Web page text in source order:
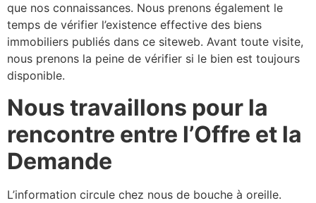
que nos connaissances. Nous prenons également le
temps de vérifier l’existence effective des biens
immobiliers publiés dans ce siteweb. Avant toute visite,
nous prenons la peine de vérifier si le bien est toujours
disponible.
Nous travaillons pour la
rencontre entre l’Offre et la
Demande
L’information circule chez nous de bouche à oreille.